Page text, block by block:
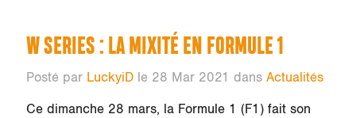
W SERIES : LA MIXITÉ EN FORMULE 1
Posté par LuckyiDle 28 Mar 2021 dans Actualités
Ce dimanche 28 mars, la Formule 1 (F1) fait son